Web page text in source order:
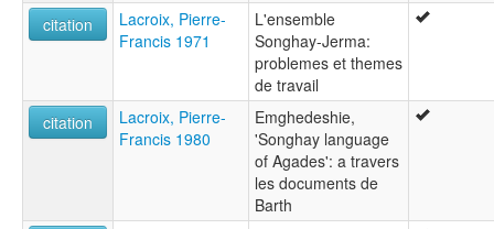
citation
Lacroix, Pierre-
Francis 1971
L'ensemble
Songhay-Jerma:
problemes et themes
de travail
citation
Lacroix, Pierre-
Francis 1980
Emghedeshie,
'Songhay language
of Agades': a travers
les documents de
Barth